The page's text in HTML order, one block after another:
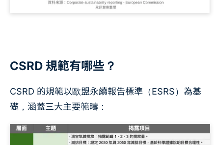
CSRD 規範有哪些？
CSRD 的規範以歐盟永續報告標準（ESRS）為基
礎，涵蓋三大主要範疇：